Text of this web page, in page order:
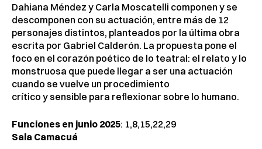
Dahiana Méndez y Carla Moscatelli componen y se
descomponen con su actuación, entre más de 12
personajes distintos, planteados por la última obra
escrita por Gabriel Calderón. La propuesta pone el
foco en el corazón poético de lo teatral: el relato y lo
monstruosa que puede llegar a ser una actuación
cuando se vuelve un procedimiento
crítico y sensible para reflexionar sobre lo humano.
Funciones en junio 2025: 1,8,15,22,29
Sala Camacuá